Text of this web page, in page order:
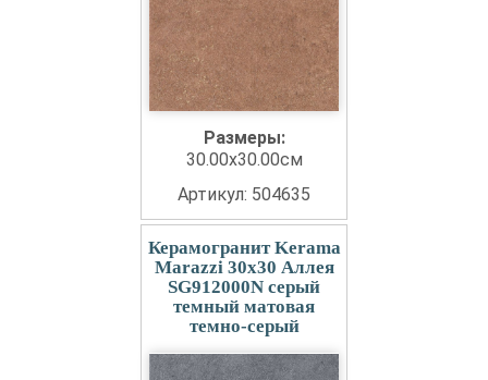
Размеры:
30.00x30.00см
Артикул: 504635
Керамогранит Kerama
Marazzi 30x30 Аллея
SG912000N серый
темный матовая
темно-серый